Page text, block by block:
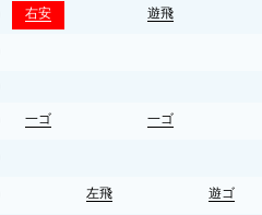
右安 遊飛
一ゴ 一ゴ
左飛 遊ゴ